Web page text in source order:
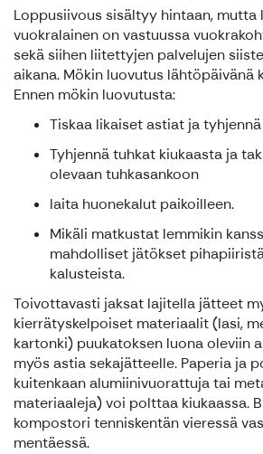
Loppusiivous sisältyy hintaan, mutta
vuokralainen on vastuussa
sekä siihen liitettyjen palvelujen
aikana. Mökin luovutus lähtöpäivänä
Ennen mökin luovutusta:
Tiskaa likaiset astiat ja
Tyhjennä tuhkat kiukaasta ja
olevaan tuhkasankoon
laita huonekalut paikoilleen.
Mikäli matkustat lemmikin
mahdolliset jätökset
kalusteista.
Toivottavasti jaksat lajitella jätteet
kierrätyskelpoiset materiaalit (lasi,
kartonki) puukatoksen luona oleviin
myös astia sekajätteelle. Paperia ja
kuitenkaan alumiinivuorattuja tai
materiaaleja) voi polttaa kiukaassa.
kompostori tenniskentän vieressä
mentäessä.